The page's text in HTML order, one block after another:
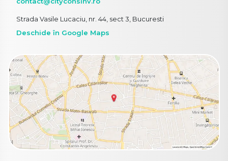
Strada Vasile Lucaciu, nr. 44, sect 3, Bucuresti
Deschide în Google Maps